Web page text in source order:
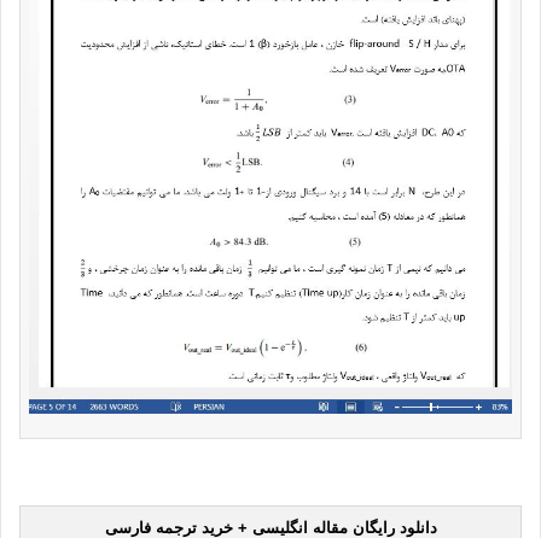
دانلود رایگان مقاله انگلیسی + خرید ترجمه فارسی